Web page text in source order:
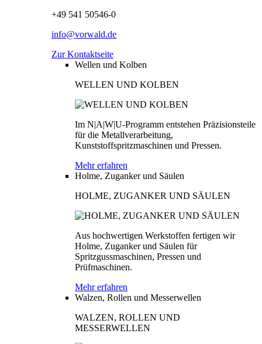
+49 541 50546-0
info@vorwald.de
Zur Kontaktseite
Wellen und Kolben
WELLEN UND KOLBEN
Im N|A|W|U-Programm entstehen Präzisionsteile
für die Metallverarbeitung,
Kunststoffspritzmaschinen und Pressen.
Mehr erfahren
Holme, Zuganker und Säulen
HOLME, ZUGANKER UND SÄULEN
Aus hochwertigen Werkstoffen fertigen wir
Holme, Zuganker und Säulen für
Spritzgussmaschinen, Pressen und
Prüfmaschinen.
Mehr erfahren
Walzen, Rollen und Messerwellen
WALZEN, ROLLEN UND
MESSERWELLEN